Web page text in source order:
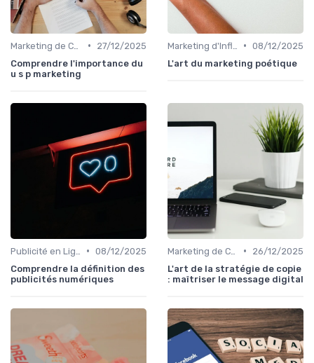
•
27/12/2025
Comprendre l'importance du
u s p marketing
• 08/12/2025
L'art du marketing poétique
• 08/12/2025
Comprendre la définition des
publicités numériques
•
26/12/2025
L'art de la stratégie de copie
: maîtriser le message digital